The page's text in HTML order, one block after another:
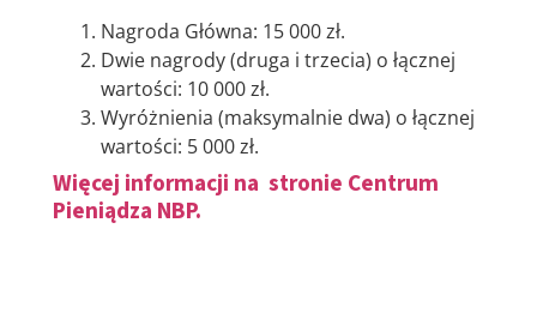
Nagroda Główna: 15 000 zł.
Dwie nagrody (druga i trzecia) o łącznej
wartości: 10 000 zł.
Wyróżnienia (maksymalnie dwa) o łącznej
wartości: 5 000 zł.
Więcej informacji na stronie Centrum
Pieniądza NBP.